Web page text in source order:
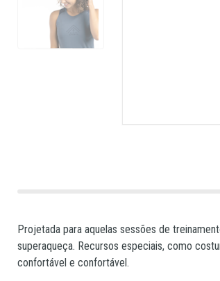
Projetada para aquelas sessões de
superaqueça. Recursos especiais, como
confortável e confortável.